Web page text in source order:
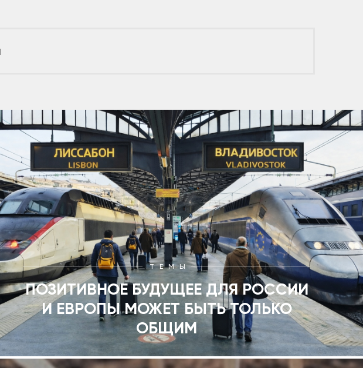
ТЕМЫ
ПОЗИТИВНОЕ БУДУЩЕЕ ДЛЯ РОССИИ
И ЕВРОПЫ МОЖЕТ БЫТЬ ТОЛЬКО
ОБЩИМ